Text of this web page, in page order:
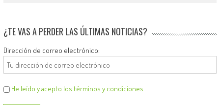
¿TE VAS A PERDER LAS ÚLTIMAS NOTICIAS?
Dirección de correo electrónico:
He leído y acepto los términos y condiciones